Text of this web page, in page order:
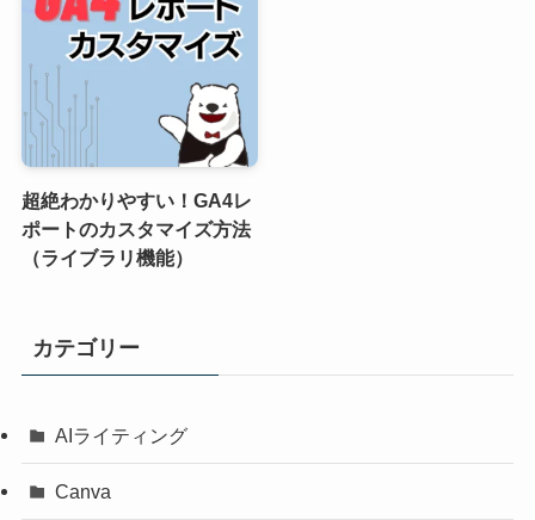
超絶わかりやすい！GA4レ
ポートのカスタマイズ方法
（ライブラリ機能）
カテゴリー
AIライティング
Canva